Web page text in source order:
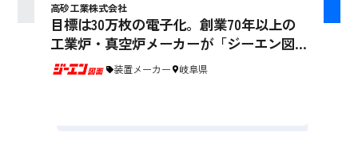
高砂工業株式会社
目標は30万枚の電子化。創業70年以上の
工業炉・真空炉メーカーが「ジーエン図
面」で約150分/日の図面探しを効率化
装置メーカー 岐阜県